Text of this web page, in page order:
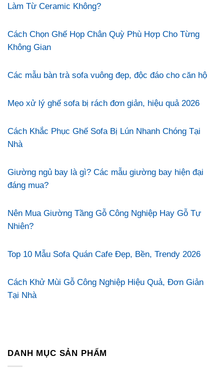
Làm Từ Ceramic Không?
Cách Chọn Ghế Họp Chân Quỳ Phù Hợp Cho Từng
Không Gian
Các mẫu bàn trà sofa vuông đẹp, độc đáo cho căn hộ
Mẹo xử lý ghế sofa bị rách đơn giản, hiệu quả 2026
Cách Khắc Phục Ghế Sofa Bị Lún Nhanh Chóng Tại
Nhà
Giường ngủ bay là gì? Các mẫu giường bay hiện đại
đáng mua?
Nên Mua Giường Tầng Gỗ Công Nghiệp Hay Gỗ Tự
Nhiên?
Top 10 Mẫu Sofa Quán Cafe Đẹp, Bền, Trendy 2026
Cách Khử Mùi Gỗ Công Nghiệp Hiệu Quả, Đơn Giản
Tại Nhà
DANH MỤC SẢN PHẨM